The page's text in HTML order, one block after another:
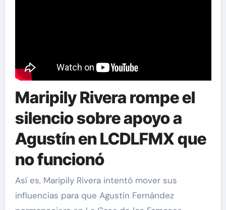
Maripily Rivera rompe el
silencio sobre apoyo a
Agustín en LCDLFMX que
no funcionó
Así es, Maripily Rivera intentó mover sus
influencias para que Agustín Fernández